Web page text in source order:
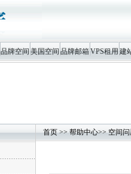
品牌空间美国空间品牌邮箱VPS租用建
首页>>帮助中心>>空间